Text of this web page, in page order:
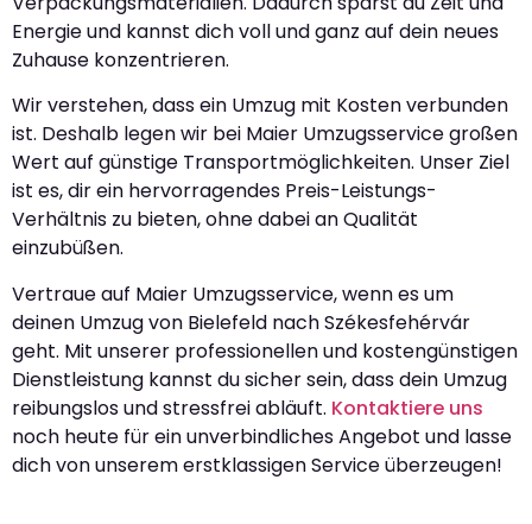
Energie und kannst dich voll und ganz auf dein neues
Zuhause konzentrieren.
Wir verstehen, dass ein Umzug mit Kosten verbunden
ist. Deshalb legen wir bei Maier Umzugsservice großen
Wert auf günstige Transportmöglichkeiten. Unser Ziel
ist es, dir ein hervorragendes Preis-Leistungs-
Verhältnis zu bieten, ohne dabei an Qualität
einzubüßen.
Vertraue auf Maier Umzugsservice, wenn es um
deinen Umzug von Bielefeld nach Székesfehérvár
geht. Mit unserer professionellen und kostengünstigen
Dienstleistung kannst du sicher sein, dass dein Umzug
reibungslos und stressfrei abläuft. Kontaktiere uns
noch heute für ein unverbindliches Angebot und lasse
dich von unserem erstklassigen Service überzeugen!